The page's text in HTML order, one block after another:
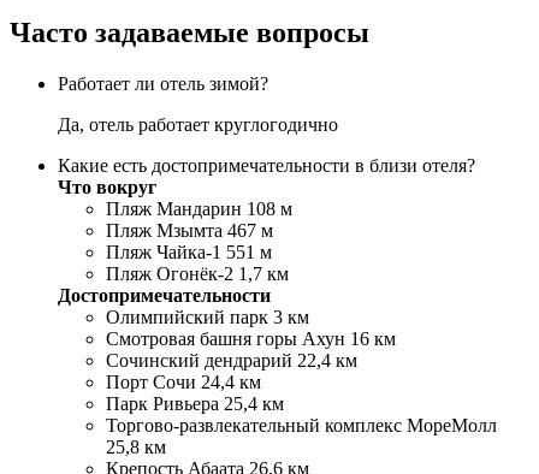
Часто задаваемые вопросы
Работает ли отель зимой?
Да, отель работает круглогодично
Какие есть достопримечательности в близи отеля?
Что вокруг
Пляж Мандарин 108 м
Пляж Мзымта 467 м
Пляж Чайка-1 551 м
Пляж Огонёк-2 1,7 км
Достопримечательности
Олимпийский парк 3 км
Смотровая башня горы Ахун 16 км
Сочинский дендрарий 22,4 км
Порт Сочи 24,4 км
Парк Ривьера 25,4 км
Торгово-развлекательный комплекс МореМолл
25,8 км
Крепость Абаата 26,6 км